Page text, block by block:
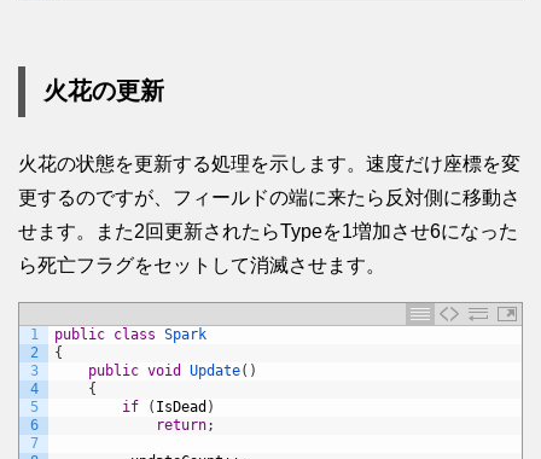
火花の更新
火花の状態を更新する処理を示します。速度だけ座標を変
更するのですが、フィールドの端に来たら反対側に移動さ
せます。また2回更新されたらTypeを1増加させ6になった
ら死亡フラグをセットして消滅させます。
1
2
3
4
5
6
7
public class Spark
{
public void Update( )
{
if
( IsDead )
return;